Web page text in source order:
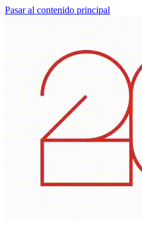
Pasar al contenido principal